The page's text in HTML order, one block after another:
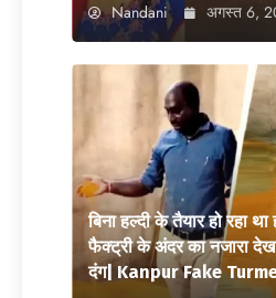
Nandani अगस्त 6,
बिना हल्दी के तैयार हो रहा था
फैक्ट्री के अंदर का नजारा देख
दंग| Kanpur Fake